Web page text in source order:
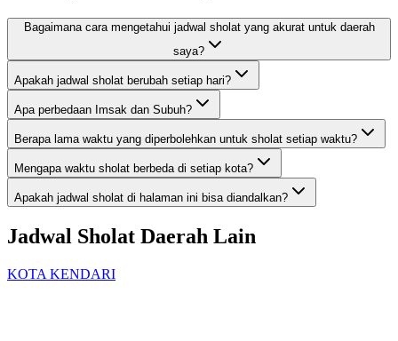
Bagaimana cara mengetahui jadwal sholat yang akurat untuk daerah
saya?
Apakah jadwal sholat berubah setiap hari?
Apa perbedaan Imsak dan Subuh?
Berapa lama waktu yang diperbolehkan untuk sholat setiap waktu?
Mengapa waktu sholat berbeda di setiap kota?
Apakah jadwal sholat di halaman ini bisa diandalkan?
Jadwal Sholat Daerah Lain
KOTA KENDARI